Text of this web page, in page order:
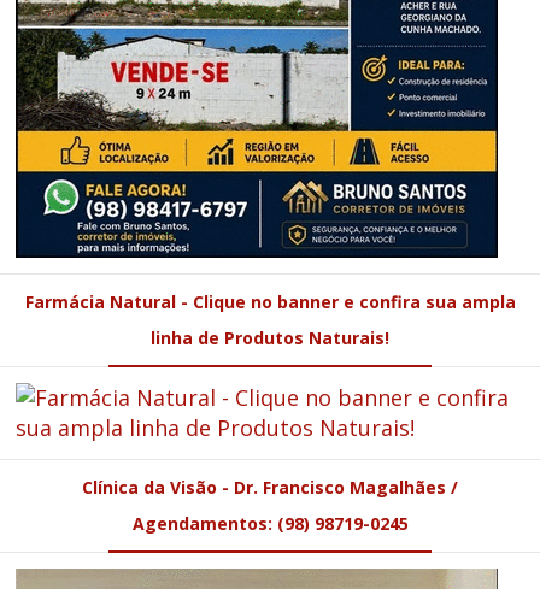
Farmácia Natural - Clique no banner e confira sua ampla
linha de Produtos Naturais!
Clínica da Visão - Dr. Francisco Magalhães /
Agendamentos: (98) 98719-0245